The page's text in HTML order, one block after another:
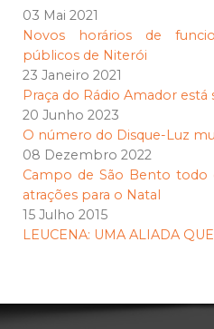
03 Mai 2021
Novos horários de
públicos de Niterói
23 Janeiro 2021
Praça do Rádio Amador está
20 Junho 2023
O número do Disque-Luz
08 Dezembro 2022
Campo de São Bento todo
atrações para o Natal
15 Julho 2015
LEUCENA: UMA ALIADA